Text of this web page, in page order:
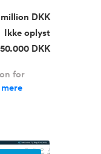
million DKK
Ikke oplyst
DKK
for